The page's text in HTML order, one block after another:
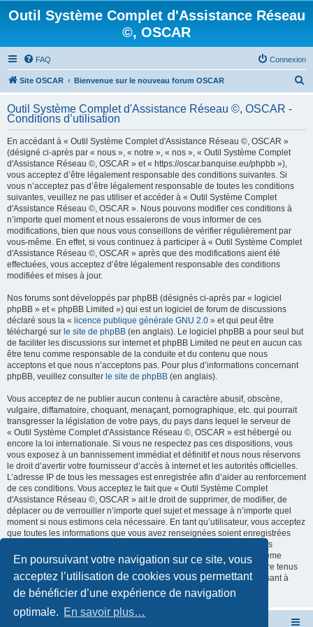
En poursuivant votre navigation sur ce site, vous
acceptez l’utilisation de cookies vous permettant
de bénéficier d’une expérience de navigation
optimale. En savoir plus…
Outil Système Complet d'Assistance Réseau
©, OSCAR
FAQ Connexion
Site OSCAR Bienvenue sur le nouveau forum OSCAR
h
Outil Système Complet d'Assistance Réseau ©, OSCAR -
Conditions d’utilisation
En accédant à « Outil Système Complet d'Assistance Réseau ©, OSCAR »
(désigné ci-après par « nous », « notre », « nos », « Outil Système Complet
d'Assistance Réseau ©, OSCAR » et « https://oscar.banquise.eu/phpbb »),
vous acceptez d’être légalement responsable des conditions suivantes. Si
vous n’acceptez pas d’être légalement responsable de toutes les conditions
suivantes, veuillez ne pas utiliser et accéder à « Outil Système Complet
d'Assistance Réseau ©, OSCAR ». Nous pouvons modifier ces conditions à
n’importe quel moment et nous essaierons de vous informer de ces
modifications, bien que nous vous conseillons de vérifier régulièrement par
vous-même. En effet, si vous continuez à participer à « Outil Système Complet
d'Assistance Réseau ©, OSCAR » après que des modifications aient été
effectuées, vous acceptez d’être légalement responsable des conditions
modifiées et mises à jour.
Nos forums sont développés par phpBB (désignés ci-après par « logiciel
phpBB » et « phpBB Limited ») qui est un logiciel de forum de discussions
déclaré sous la « licence publique générale GNU 2.0 » et qui peut être
téléchargé sur le site de phpBB (en anglais). Le logiciel phpBB a pour seul but
de faciliter les discussions sur internet et phpBB Limited ne peut en aucun cas
être tenu comme responsable de la conduite et du contenu que nous
acceptons et que nous n’acceptons pas. Pour plus d’informations concernant
phpBB, veuillez consulter le site de phpBB (en anglais).
Vous acceptez de ne publier aucun contenu à caractère abusif, obscène,
vulgaire, diffamatoire, choquant, menaçant, pornographique, etc. qui pourrait
transgresser la législation de votre pays, du pays dans lequel le serveur de
« Outil Système Complet d'Assistance Réseau ©, OSCAR » est hébergé ou
encore la loi internationale. Si vous ne respectez pas ces dispositions, vous
vous exposez à un bannissement immédiat et définitif et nous nous réservons
le droit d’avertir votre fournisseur d’accès à internet et les autorités officielles.
L’adresse IP de tous les messages est enregistrée afin d’aider au renforcement
de ces conditions. Vous acceptez le fait que « Outil Système Complet
d'Assistance Réseau ©, OSCAR » ait le droit de supprimer, de modifier, de
déplacer ou de verrouiller n’importe quel sujet et message à n’importe quel
moment si nous estimons cela nécessaire. En tant qu’utilisateur, vous acceptez
que toutes les informations que vous avez renseignées soient enregistrées
dans notre base de données. Bien que ces informations ne seront pas
diffusées à une tierce partie sans votre consentement, ni « Outil Système
Complet d'Assistance Réseau ©, OSCAR », ni phpBB, ne pourront être tenus
comme responsables en cas de tentative de piratage informatique visant à
compromettre vos données.